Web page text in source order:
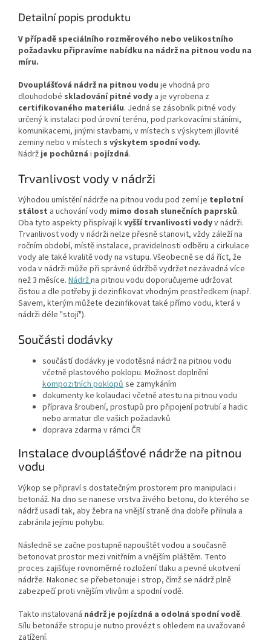
Detailní popis produktu
V případě speciálního rozměrového nebo velikostního
požadavku připravíme nabídku na nádrž na pitnou vodu na
míru.
Dvouplášťová nádrž na pitnou vodu je vhodná pro
dlouhodobé skladování pitné vody a je vyrobena z
certifikovaného materiálu. Jedná se zásobník pitné vody
určený k instalaci pod úrovní terénu, pod parkovacími stáními,
komunikacemi, jinými stavbami, v místech s výskytem jílovité
zeminy nebo v místech s výskytem spodní vody.
Nádrž je pochůzná i pojízdná.
Trvanlivost vody v nádrži
Výhodou umístění nádrže na pitnou vodu pod zemí je teplotní
stálost a uchování vody mimo dosah slunečních paprsků.
Oba tyto aspekty přispívají kvyšší trvanlivosti vodyv nádrži.
Trvanlivost vody v nádrži nelze přesně stanovit, vždy záleží na
ročním období, místě instalace, pravidelnosti odběru a cirkulace
vody ale také kvalitě vody na vstupu. Všeobecně se dá říct, že
voda v nádrži může při správné údržbě vydržet nezávadná více
než 3 měsíce. Nádržna pitnou vodu doporučujeme udržovat
čistou a dle potřeby ji dezinfikovat vhodným prostředkem (např.
Savem, kterým můžete dezinfikovat také přímo vodu, která v
nádrži déle "stojí").
Součásti dodávky
součástí dodávky je vodotěsná nádrž na pitnou vodu
včetně plastového poklopu. Možnost doplnění
kompozitních poklopů se zamykáním
dokumenty ke kolaudaci včetně atestu na pitnou vodu
příprava šroubení, prostupů pro připojení potrubí a hadic
nebo armatur dle vašich požadavků
doprava zdarma v rámci ČR
Instalace dvouplášťové nádrže na pitnou
vodu
Výkop se připraví s dostatečným prostorem pro manipulaci i
betonáž. Na dno se nanese vrstva živého betonu, do kterého se
nádrž usadí tak, aby žebra na vnější straně dna dobře přilnula a
zabránila jejímu pohybu.
Následně se začne postupně napouštět vodou a současně
betonovat prostor mezi vnitřním a vnějším pláštěm. Tento
proces zajišťuje rovnoměrné rozložení tlaku a pevné ukotvení
nádrže. Nakonec se přebetonuje i strop, čímž se nádrž plně
zabezpečí proti vnějším vlivům a spodní vodě.
Takto instalovaná nádrž je pojízdná a odolná spodní vodě.
Sílu betonáže stropu je nutno provézt s ohledem na uvažované
zatížení.